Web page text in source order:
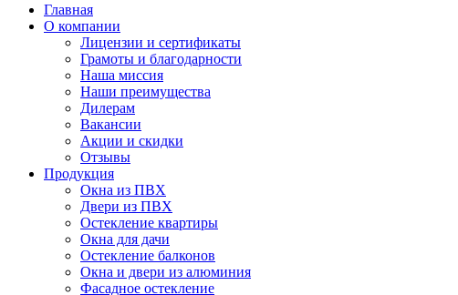
Главная
О компании
Лицензии и сертификаты
Грамоты и благодарности
Наша миссия
Наши преимущества
Дилерам
Вакансии
Акции и скидки
Отзывы
Продукция
Окна из ПВХ
Двери из ПВХ
Остекление квартиры
Окна для дачи
Остекление балконов
Окна и двери из алюминия
Фасадное остекление